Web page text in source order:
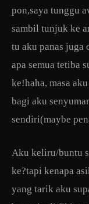
pon,saya tunggu
sambil tunjuk ke
tu aku panas juga
apa semua tetiba
ke!haha, masa
bagi aku
sendiri(maybe
Aku keliru/buntu
ke?tapi kenapa
yang tarik aku